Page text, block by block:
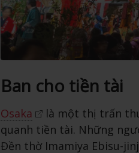
Ban cho tiền tài
Osaka
là một thị trấn
quanh tiền tài. Những
Đền thờ Imamiya Ebisu-